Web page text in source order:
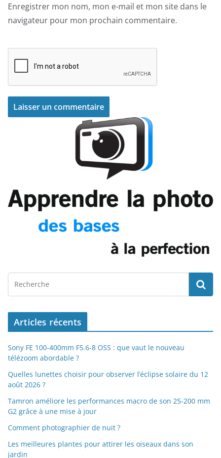
Enregistrer mon nom, mon e-mail et mon site dans le
navigateur pour mon prochain commentaire.
Articles récents
Sony FE 100-400mm F5.6-8 OSS : que vaut le nouveau
télézoom abordable ?
Quelles lunettes choisir pour observer l’éclipse solaire du 12
août 2026 ?
Tamron améliore les performances macro de son 25-200 mm
G2 grâce à une mise à jour
Comment photographier de nuit ?
Les meilleures plantes pour attirer les oiseaux dans son
jardin